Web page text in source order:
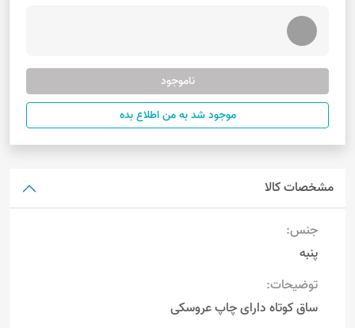
ناموجود
موجود شد به من اطلاع بده
مشخصات کالا
جنس:
پنبه
توضیحات:
ساق کوتاه دارای چاپ عروسکی